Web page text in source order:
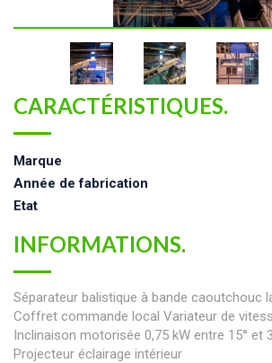
CARACTÉRISTIQUES.
Marque
Année de fabrication
Etat
INFORMATIONS.
Séparateur balistique à bande caoutchouc
Coffret commande local Variateur de
Inclinaison motorisée 0,75 kW entre 15° et
Projecteur éclairage intérieur